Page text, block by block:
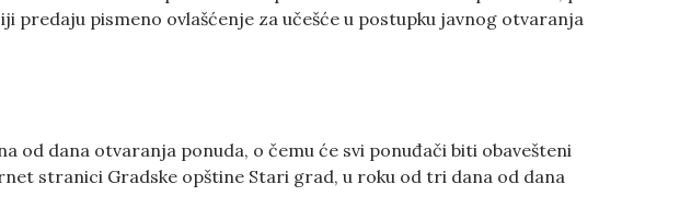
predaju pismeno ovlašćenje za učešće u postupku javnog otvaranja
od dana otvaranja ponuda, o čemu će svi ponuđači biti obavešteni
stranici Gradske opštine Stari grad, u roku od tri dana od dana